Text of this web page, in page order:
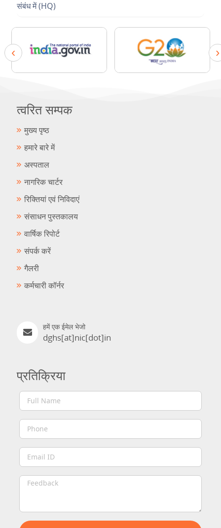
संबंध में (HQ)
‹ ›
त्वरित सम्पक
मुख्य पृष्ठ
हमारे बारे में
अस्पताल
नागरिक चार्टर
रिक्तियां एवं निविदाएं
संसाधन पुस्तकालय
वार्षिक रिपोर्ट
संपर्क करें
गैलरी
कर्मचारी कॉर्नर
हमें एक ईमेल भेजो
dghs[at]nic[dot]in
प्रतिक्रिया